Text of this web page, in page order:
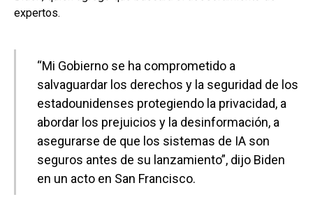
expertos.
“Mi Gobierno se ha comprometido a
salvaguardar los derechos y la seguridad de los
estadounidenses protegiendo la privacidad, a
abordar los prejuicios y la desinformación, a
asegurarse de que los sistemas de IA son
seguros antes de su lanzamiento”, dijo Biden
en un acto en San Francisco.